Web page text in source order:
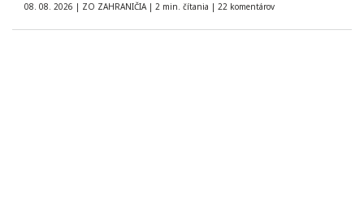
08. 08. 2026 | ZO ZAHRANIČIA | 2 min. čítania | 22 komentárov